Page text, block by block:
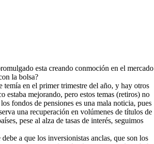
esta creando conmoción en el mercado
la bolsa?
en el primer trimestre del año, y hay otros
estaba mejorando, pero estos temas (retiros) no
fondos de pensiones es una mala noticia, pues
una recuperación en volúmenes de títulos de
pese al alza de tasas de interés, seguimos
a que los inversionistas anclas, que son los